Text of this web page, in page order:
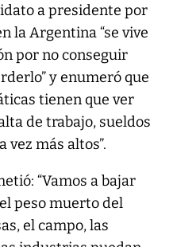
a presidente por
la Argentina “se vive
por no conseguir
y enumeró que
tienen que ver
de trabajo, sueldos
vez más altos”.
“Vamos a bajar
peso muerto del
el campo, las